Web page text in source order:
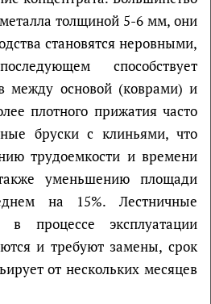
толщиной 5-6 мм, они
становятся неровными,
способствует
между основой (коврами) и
плотного прижатия часто
бруски с клиньями, что
трудоемкости и времени
уменьшению площади
на 15%. Лестничные
процессе эксплуатации
и требуют замены, срок
от нескольких месяцев